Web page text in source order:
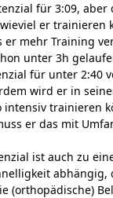
für 3:09, aber
er trainieren
er mehr Training
unter 3h
für unter 2:40
wird er in
intensiv trainieren
er das mit
ist auch zu
abhängig,
(orthopädische)